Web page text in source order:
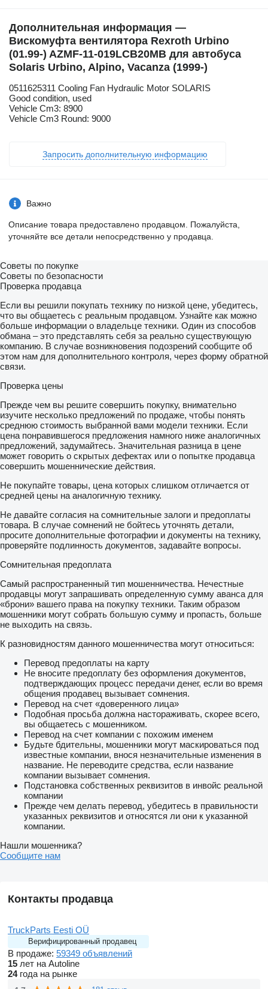
Дополнительная информация —
Вискомуфта вентилятора Rexroth Urbino
(01.99-) AZMF-11-019LCB20MB для автобуса
Solaris Urbino, Alpino, Vacanza (1999-)
0511625311 Cooling Fan Hydraulic Motor SOLARIS
Good condition, used
Vehicle Cm3: 8900
Vehicle Cm3 Round: 9000
Запросить дополнительную информацию
Важно
Описание товара предоставлено продавцом. Пожалуйста,
уточняйте все детали непосредственно у продавца.
Советы по покупке
Советы по безопасности
Проверка продавца
Если вы решили покупать технику по низкой цене, убедитесь,
что вы общаетесь с реальным продавцом. Узнайте как можно
больше информации о владельце техники. Один из способов
обмана – это представлять себя за реально существующую
компанию. В случае возникновения подозрений сообщите об
этом нам для дополнительного контроля, через форму обратной
связи.
Проверка цены
Прежде чем вы решите совершить покупку, внимательно
изучите несколько предложений по продаже, чтобы понять
среднюю стоимость выбранной вами модели техники. Если
цена понравившегося предложения намного ниже аналогичных
предложений, задумайтесь. Значительная разница в цене
может говорить о скрытых дефектах или о попытке продавца
совершить мошеннические действия.
Не покупайте товары, цена которых слишком отличается от
средней цены на аналогичную технику.
Не давайте согласия на сомнительные залоги и предоплаты
товара. В случае сомнений не бойтесь уточнять детали,
просите дополнительные фотографии и документы на технику,
проверяйте подлинность документов, задавайте вопросы.
Сомнительная предоплата
Самый распространенный тип мошенничества. Нечестные
продавцы могут запрашивать определенную сумму аванса для
«брони» вашего права на покупку техники. Таким образом
мошенники могут собрать большую сумму и пропасть, больше
не выходить на связь.
К разновидностям данного мошенничества могут относиться:
Перевод предоплаты на карту
Не вносите предоплату без оформления документов,
подтверждающих процесс передачи денег, если во время
общения продавец вызывает сомнения.
Перевод на счет «доверенного лица»
Подобная просьба должна настораживать, скорее всего,
вы общаетесь с мошенником.
Перевод на счет компании с похожим именем
Будьте бдительны, мошенники могут маскироваться под
известные компании, внося незначительные изменения в
название. Не переводите средства, если название
компании вызывает сомнения.
Подстановка собственных реквизитов в инвойс реальной
компании
Прежде чем делать перевод, убедитесь в правильности
указанных реквизитов и относятся ли они к указанной
компании.
Нашли мошенника?
Сообщите нам
Контакты продавца
TruckParts Eesti OÜ
Верифицированный продавец
В продаже: 59349 объявлений
15 лет на Autoline
24года на рынке